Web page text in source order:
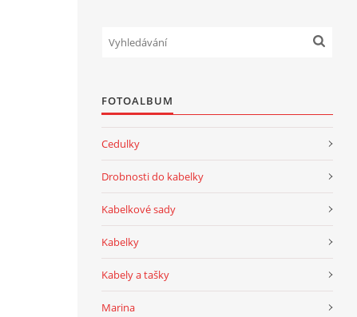
FOTOALBUM
Cedulky
Drobnosti do kabelky
Kabelkové sady
Kabelky
Kabely a tašky
Marina